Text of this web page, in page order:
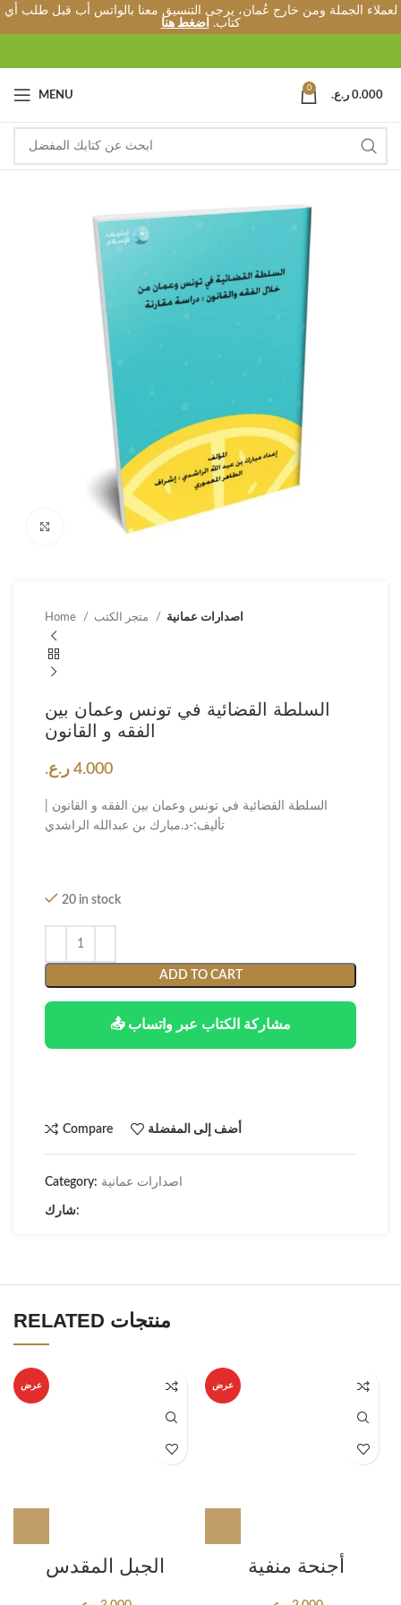
لعملاء الجملة ومن خارج عُمان، يرجى التنسيق معنا بالواتس أب قبل طلب أي
كتاب.
اضغط هنا
MENU
0
0.000 ر.ع.
Click to enlarge
Home اصدارات عمانية
السلطة القضائية في تونس وعمان بين
الفقه و القانون
4.000 ر.ع.
السلطة القضائية في تونس وعمان بين الفقه و القانون |
تأليف:-د.مبارك بن عبدالله الراشدي
20 in stock
ADD TO CART
📤 مشاركة الكتاب عبر واتساب
Compare أضف إلى المفضلة
Category: اصدارات عمانية
شارك:
RELATED منتجات
عرض
الجبل المقدس
عرض
أجنحة منفية